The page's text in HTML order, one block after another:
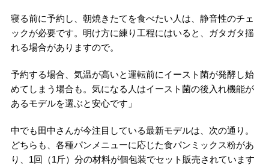
寝る前に予約し、朝焼きたてを食べたい人は、静音性のチェ
ックが必要です。明け方に練り工程にはいると、ガタガタ揺
れる場合がありますので。
予約する場合、気温が高いと運転前にイースト菌が発酵し始
めてしまう場合も。気になる人はイースト菌の後入れ機能が
あるモデルを選ぶと安心です」
中でも田中さんが今注目している最新モデルは、次の通り。
どちらも、各種パンメニューに応じた食パンミックス粉があ
り、1回（1斤）分の材料が個包装でセット販売されています